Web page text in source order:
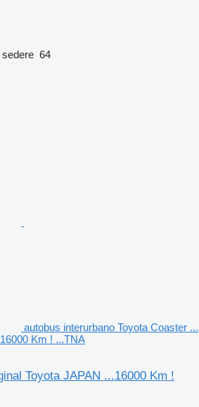
sedere 64
autobus interurbano Toyota Coaster ...
Km ! ...TNA
Toyota JAPAN ...16000 Km !